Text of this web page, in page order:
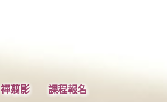
禪翦影 課程報名